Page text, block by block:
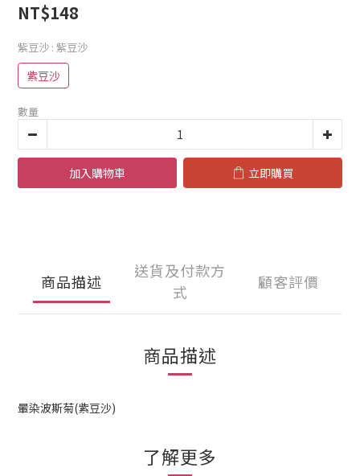
NT$148
紫豆沙 : 紫豆沙
紫豆沙
數量
加入購物車 立即購買
商品描述
送貨及付款方
式
顧客評價
商品描述
暈染波斯菊(紫豆沙)
了解更多